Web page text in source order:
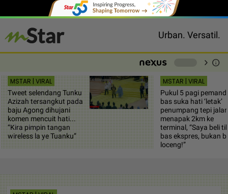
Urban. Versatil.
chevron_right info
MSTAR | VIRAL
Tweet selendang Tunku
Azizah tersangkut pada
baju Agong dihujani
komen mencuit hati...
“Kira pimpin tangan
wireless la ye Tuanku”
MSTAR | VIRAL
Pukul 5 pagi
bas suka hati ‘letak’
penumpang tepi
menapak 2km ke
terminal, “Saya beli
bas ekspres, bukan
loceng!”